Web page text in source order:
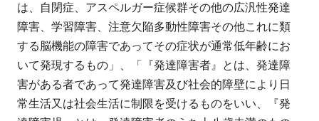
は、自閉症、アスペルガー症候群その他の広汎性発達
障害、学習障害、注意欠陥多動性障害その他これに類
する脳機能の障害であってその症状が通常低年齢にお
いて発現するもの」、「『発達障害者』とは、発達障
害がある者であって発達障害及び社会的障壁により日
常生活又は社会生活に制限を受けるものをいい、『発